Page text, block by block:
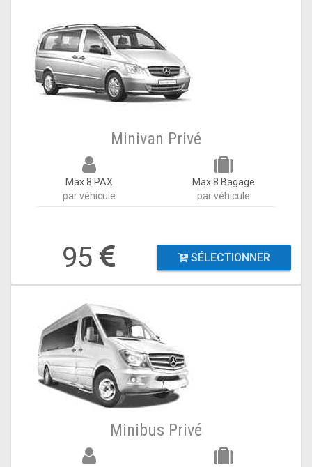
Minivan Privé
Max 8 PAX
par véhicule
Max 8 Bagage
par véhicule
95 SÉLECTIONNER
Minibus Privé